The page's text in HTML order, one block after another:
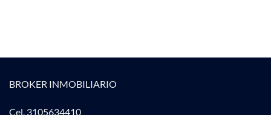
BROKER INMOBILIARIO
Cel. 3105634410